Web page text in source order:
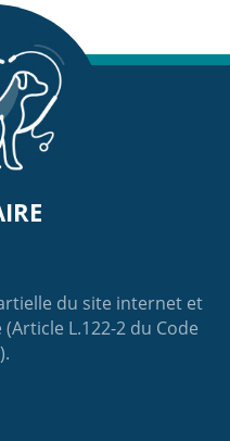
du site internet et
L.122-2 du Code